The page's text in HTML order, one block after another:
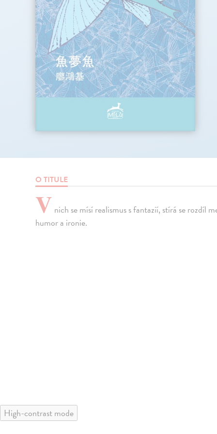
O TITULE
V nich se mísí realismus s fantazií, stírá se rozdíl
humor a ironie.
High-contrast mode